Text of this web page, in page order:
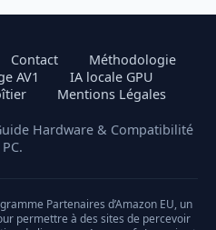
Contact
Méthodologie
AV1
IA locale GPU
Mentions Légales
Hardware & Compatibilité
PC.
Partenaires d’Amazon EU, un
permettre à des sites de percevoir